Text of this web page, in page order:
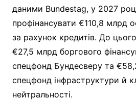
даними Bundestag, у 2027
профінансувати €110,8 млрд
за рахунок кредитів. До
€27,5 млрд боргового
спецфонд Бундесверу та
спецфонд інфраструктури й
нейтральності.